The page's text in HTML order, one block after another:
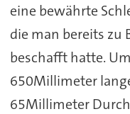
eine bewährte
die man bereits zu
beschafft hatte.
650Millimeter
65Millimeter